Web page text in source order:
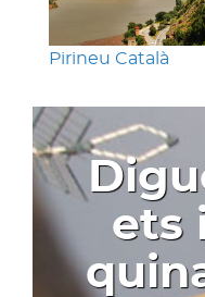
Pirineu Català
ets